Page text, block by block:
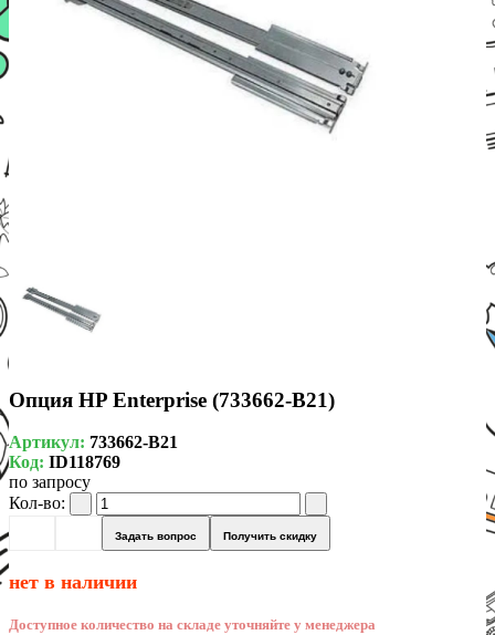
Опция HP Enterprise (733662-B21)
Артикул: 733662-B21
Код: ID118769
по запросу
Кол-во:
Задать вопрос Получить скидку
нет в наличии
Доступное количество на складе уточняйте у менеджера